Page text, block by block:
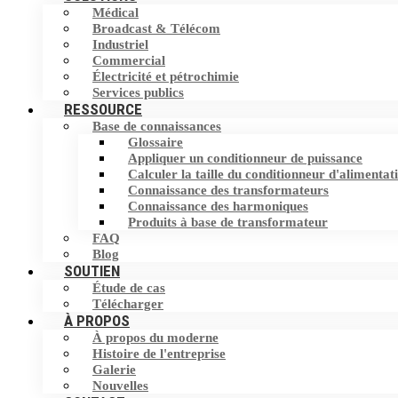
Commutateur de transfert statique (STS)
Stockage d'Energie
Filtre harmonique
Dispositif de correction du facteur de
puissance (PFC)
Éliminateur de courant neutre (NCE)
Dispositif de protection contre les
surtensions (SPD)
Médical
Broadcast & Télécom
Industriel
Commercial
Électricité et pétrochimie
Services publics
RESSOURCE
Base de connaissances
Glossaire
Appliquer un conditionneur de puissance
Calculer la taille du conditionneur
Connaissance des transformateurs
Connaissance des harmoniques
Produits à base de transformateur
FAQ
Blog
SOUTIEN
Étude de cas
Télécharger
À PROPOS
À propos du moderne
Histoire de l'entreprise
Galerie
Nouvelles